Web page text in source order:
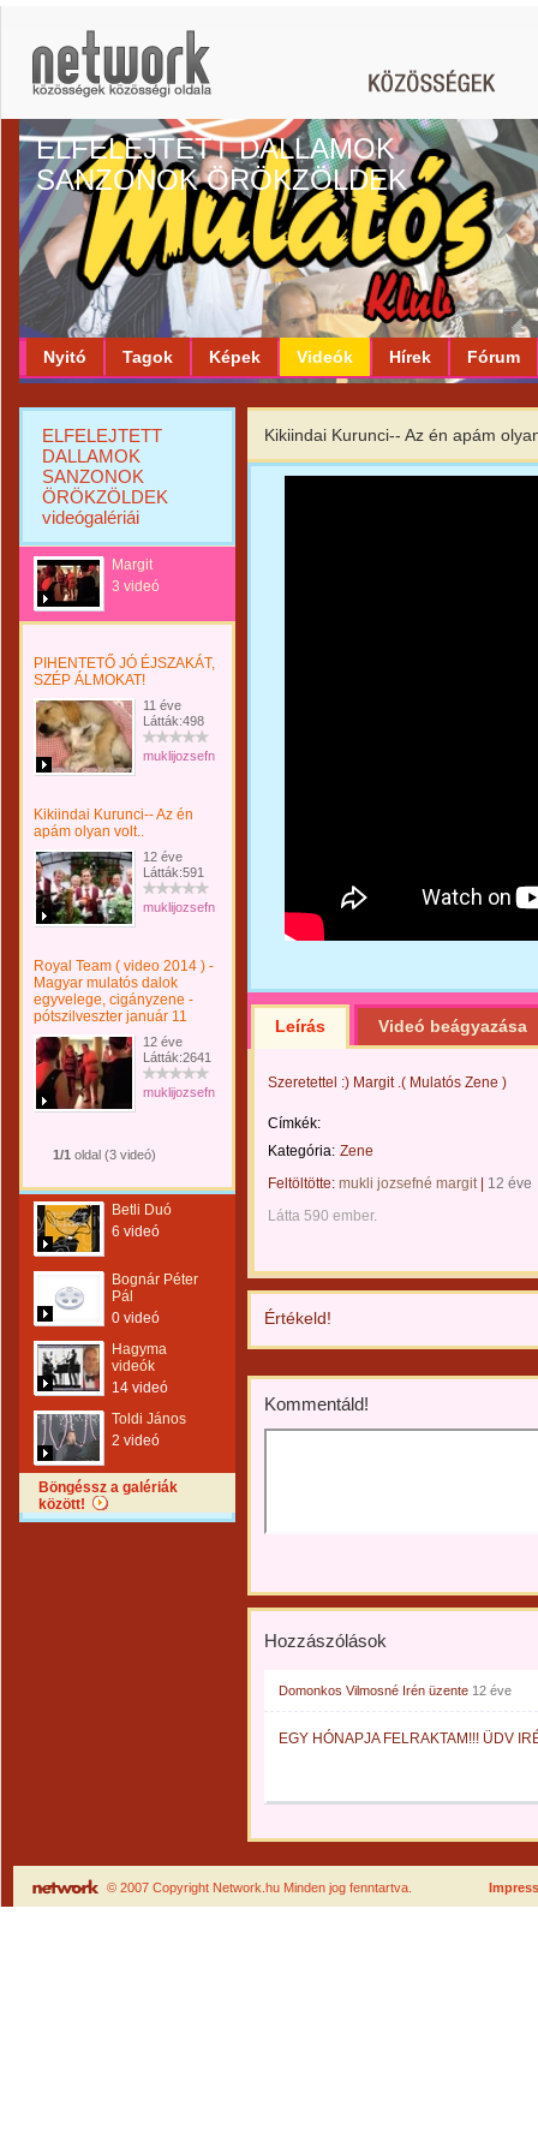
ELFELEJTETT DALLAMOK
SANZONOK ÖRÖKZÖLDEK
Nyitó Tagok Képek Videók Hírek Fórum
ELFELEJTETT
DALLAMOK
SANZONOK
ÖRÖKZÖLDEK
videógalériái
Margit
3 videó
PIHENTETŐ JÓ ÉJSZAKÁT,
SZÉP ÁLMOKAT!
11 éve
Látták:498
muklijozsefnemargit
Kikiindai Kurunci-- Az én
apám olyan volt..
12 éve
Látták:591
muklijozsefnemargit
Royal Team ( video 2014 ) -
Magyar mulatós dalok
egyvelege, cigányzene -
pótszilveszter január 11
12 éve
Látták:2641
muklijozsefnemargit
1/1 oldal (3 videó)
Betli Duó
6 videó
Bognár Péter
Pál
0 videó
Hagyma
videók
14 videó
Toldi János
2 videó
Böngéssz a galériák
között!
Kikiindai Kurunci-- Az én apám
Leírás Videó beágyazása
Szeretettel :) Margit .( Mulatós Zene )
Címkék:
Kategória: Zene
Feltöltötte: mukli jozsefné margit| 12 éve
Látta 590 ember.
Értékeld!
Kommentáld!
Hozzászólások
Domonkos Vilmosné Irén üzente 12 éve
EGY HÓNAPJA FELRAKTAM!!! ÜDV
© 2007 Copyright Network.hu Minden jog fenntartva.